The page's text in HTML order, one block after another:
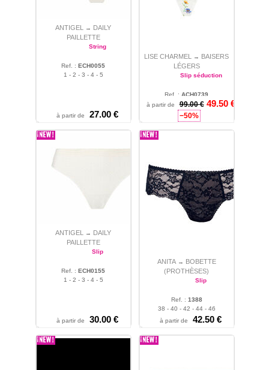
ANTIGEL → DAILY
PAILLETTE
String
Ref. : ECH0055
1 - 2 - 3 - 4 - 5
à partir de 27.00 €
LISE CHARMEL → BAISERS
LÉGERS
Slip séduction
Ref. : ACH0739
1
à partir de 99.00 € 49.50 €
−50%
ANTIGEL → DAILY
PAILLETTE
Slip
Ref. : ECH0155
1 - 2 - 3 - 4 - 5
à partir de 30.00 €
ANITA → BOBETTE
(PROTHÈSES)
Slip
Ref. : 1388
38 - 40 - 42 - 44 - 46
à partir de
42.50 €